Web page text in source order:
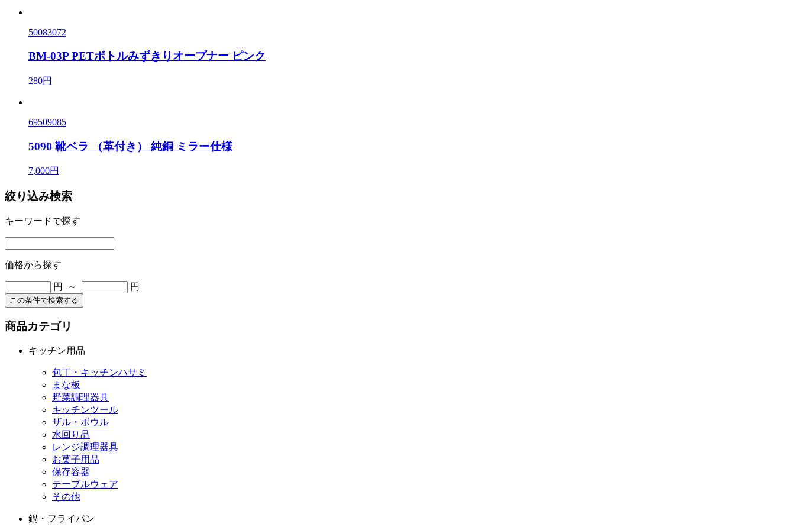
50083072
BM-03P PETボトルみずきりオープナー ピンク
280円
69509085
5090 靴ベラ （革付き） 純銅 ミラー仕様
7,000円
絞り込み検索
キーワードで探す
価格から探す
円 ～ 円
この条件で検索する
商品カテゴリ
キッチン用品
包丁・キッチンハサミ
まな板
野菜調理器具
キッチンツール
ザル・ボウル
水回り品
レンジ調理器具
お菓子用品
保存容器
テーブルウェア
その他
鍋・フライパン